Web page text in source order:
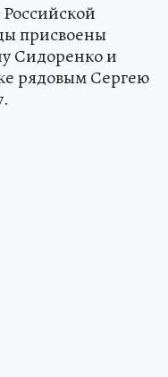
присвоены
Сидоренко и
рядовым Сергею